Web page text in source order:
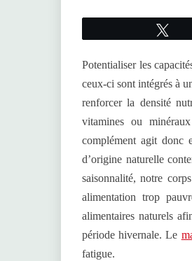
Potentialiser les
ceux-ci sont intégrés à
renforcer la densité
vitamines ou
complément agit donc
d’origine naturelle
saisonnalité, notre
alimentation trop
alimentaires naturels
période hivernale. Le
fatigue.